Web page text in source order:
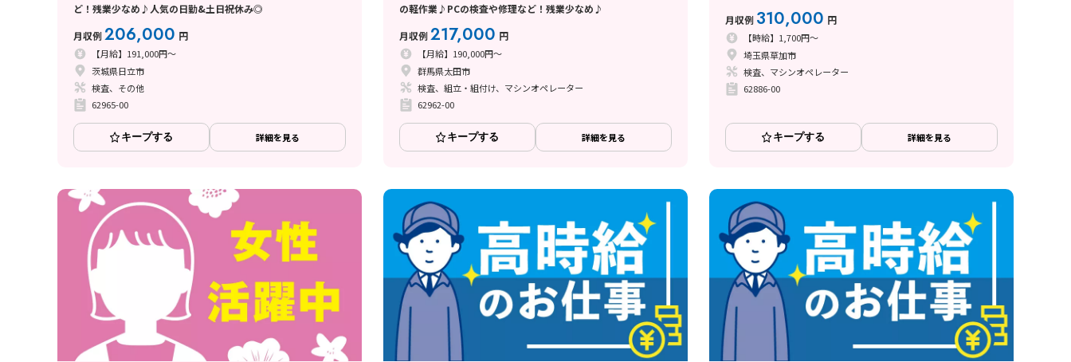
ど！残業少なめ♪人気の日勤&土日祝休み◎
月収例206,000 円
【月給】191,000円～
茨城県日立市
検査、その他
62965-00
キープする 詳細を見る
の軽作業♪PCの検査や修理など！残業少なめ♪
月収例217,000 円
【月給】190,000円～
群馬県太田市
検査、組立・組付け、マシンオペレーター
62962-00
キープする 詳細を見る
月収例 310,000 円
【時給】1,700円～
埼玉県草加市
検査、マシンオペレーター
62886-00
キープする 詳細を見る